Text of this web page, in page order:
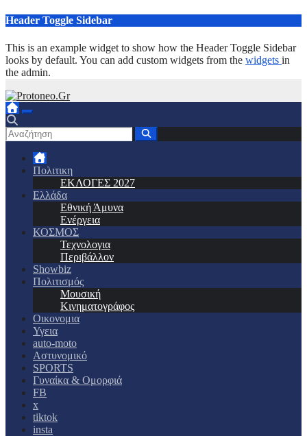
Μετάβαση
περιεχόμενο
Header Toggle Sidebar
This is an example widget to show how the Header Toggle Sidebar
looks by default. You can add custom widgets from the widgets in
the admin.
Πολιτικη
ΕΚΛΟΓΕΣ 2027
Ελλάδα
Εθνική Άμυνα
Ενέργεια
ΚΟΣΜΟΣ
Τεχνολογια
Περιβάλλον
Showbiz
Πολιτισμός
Μουσική
Κινηματογράφος
Οικονομια
Υγεια
auto-moto
Αστυνομικό
SPORTS
Γυναίκα & Ομορφιά
FB
x
tiktok
insta